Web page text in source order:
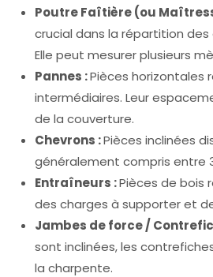
Poutre Faîtière (ou
crucial dans la répartition
Elle peut mesurer plusieurs
Pannes :Pièces horizontales
intermédiaires. Leur
de la couverture.
Chevrons :Pièces inclinées
généralement compris entre
Entraîneurs :Pièces de bois
des charges à supporter et
Jambes de force /
sont inclinées, les
la charpente.